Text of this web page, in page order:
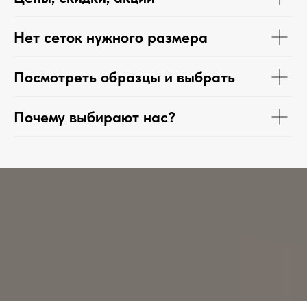
Нет сеток нужного размера
Посмотреть образцы и выбрать
Почему выбирают нас?